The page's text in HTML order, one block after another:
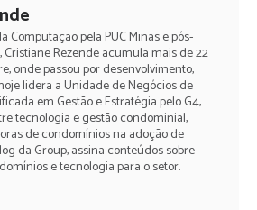
Computação pela PUC Minas e pós-
Cristiane Rezende acumula mais de 22
onde passou por desenvolvimento,
lidera a Unidade de Negócios de
em Gestão e Estratégia pelo G4,
tecnologia e gestão condominial,
de condomínios na adoção de
da Group, assina conteúdos sobre
e tecnologia para o setor.